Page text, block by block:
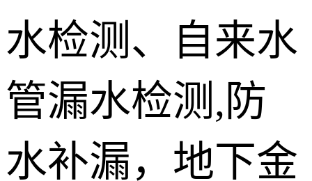
水检测、自来水
管漏水检测,防
水补漏，地下金